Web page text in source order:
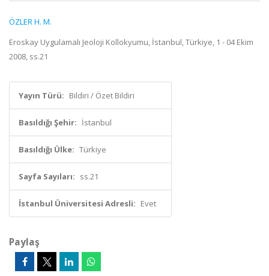
ÖZLER H. M.
Eroskay Uygulamalı Jeoloji Kollokyumu, İstanbul, Türkiye, 1 - 04 Ekim
2008, ss.21
Yayın Türü: Bildiri / Özet Bildiri
Basıldığı Şehir: İstanbul
Basıldığı Ülke: Türkiye
Sayfa Sayıları: ss.21
İstanbul Üniversitesi Adresli: Evet
Paylaş